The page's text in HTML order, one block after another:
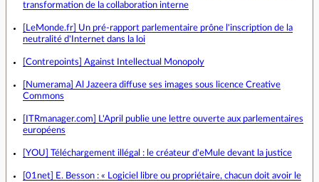
transformation de la collaboration interne
[LeMonde.fr] Un pré-rapport parlementaire prône l'inscription de la
neutralité d'Internet dans la loi
[Contrepoints] Against Intellectual Monopoly
[Numerama] Al Jazeera diffuse ses images sous licence Creative
Commons
[ITRmanager.com] L'April publie une lettre ouverte aux parlementaires
européens
[YOU] Téléchargement illégal : le créateur d'eMule devant la justice
[01net] E. Besson : « Logiciel libre ou propriétaire, chacun doit avoir le